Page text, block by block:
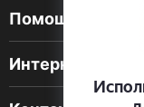
Помощь
Интернет-